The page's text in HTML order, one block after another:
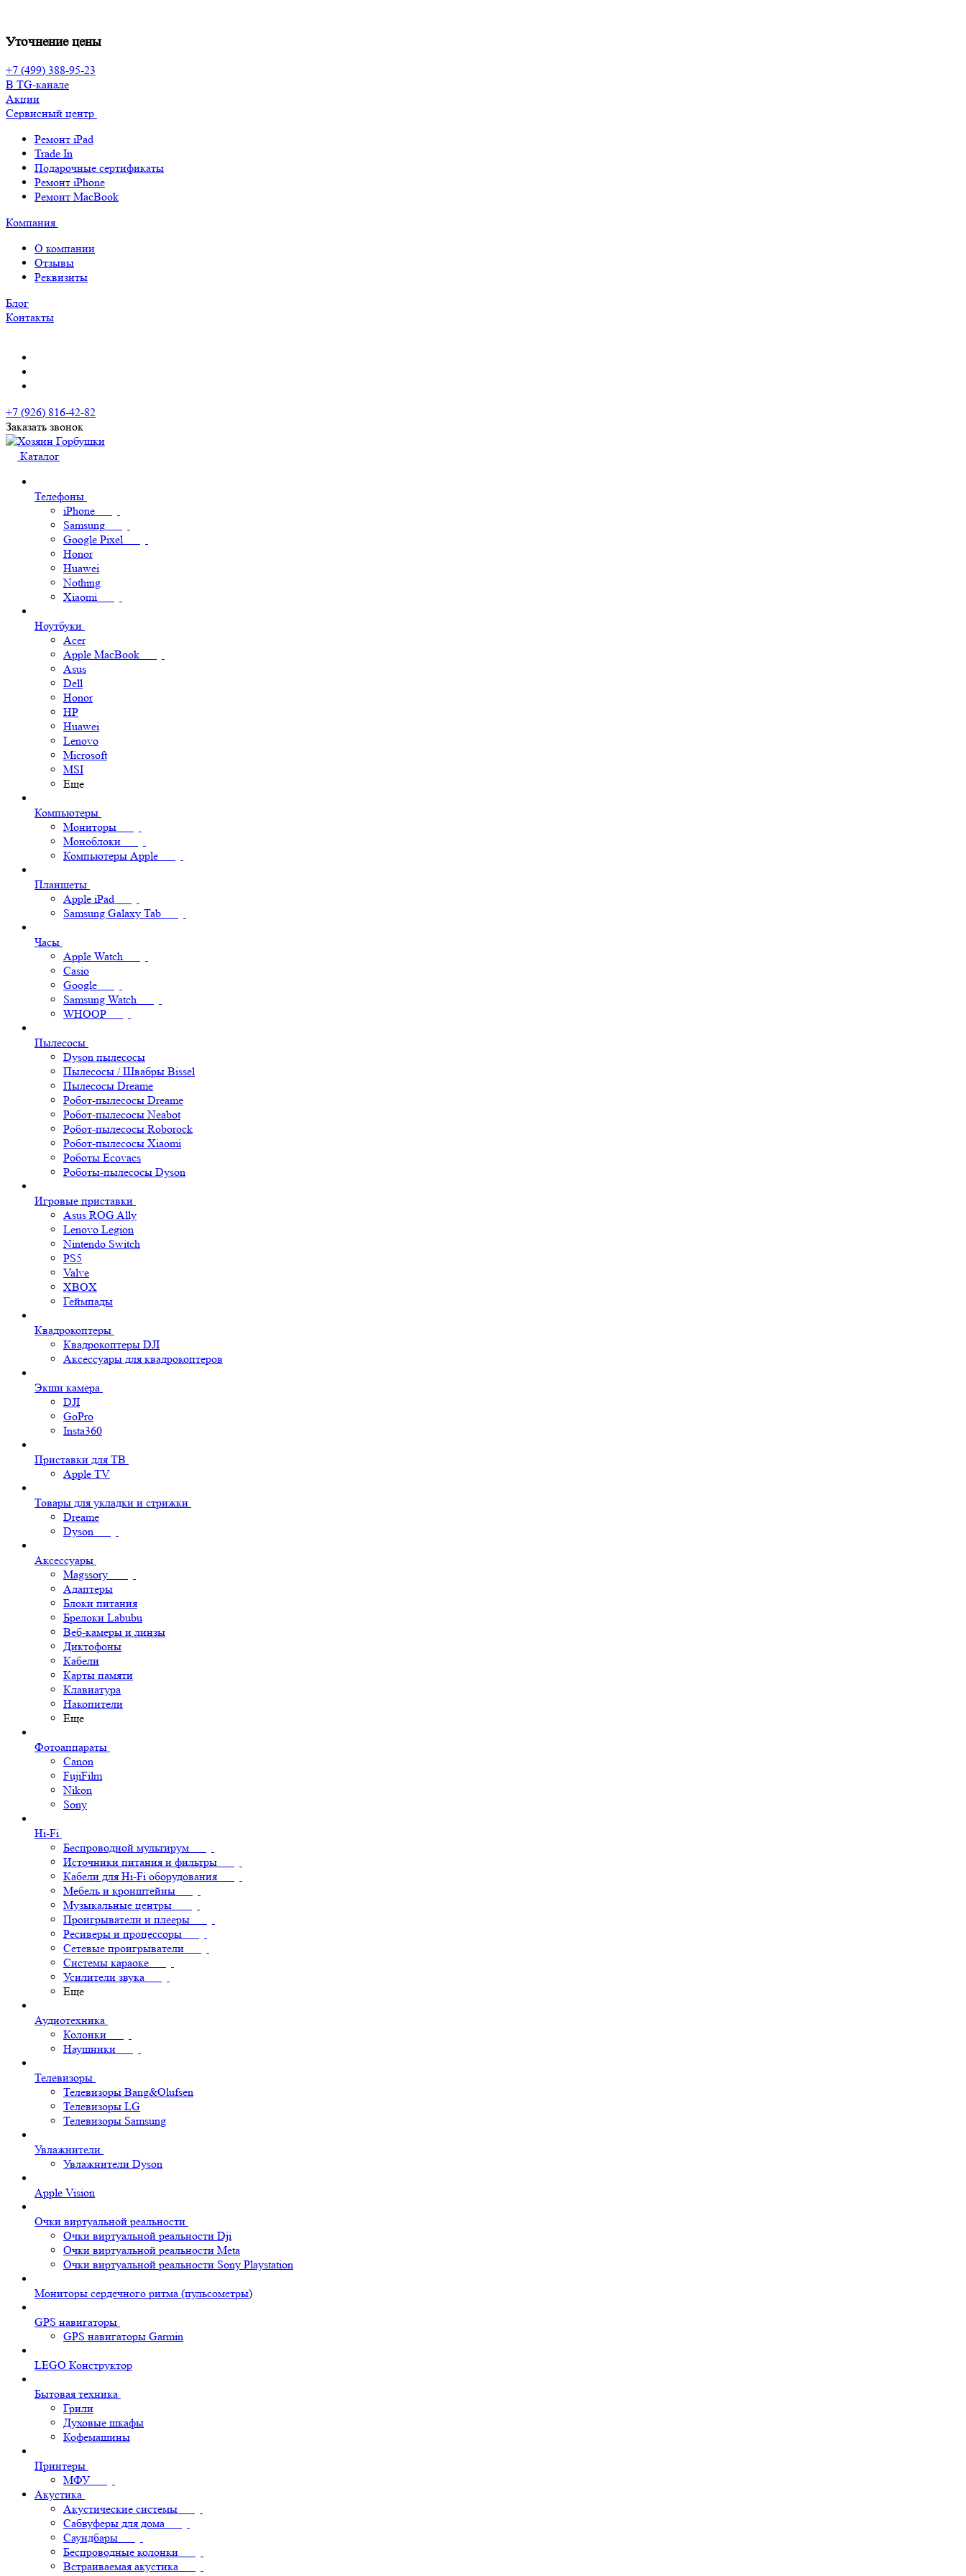
Уточнение цены
+7 (499) 388-95-23
В TG-канале
Акции
Сервисный центр
Ремонт iPad
Trade In
Подарочные сертификаты
Ремонт iPhone
Ремонт MacBook
Компания
О компании
Отзывы
Реквизиты
Блог
Контакты
+7 (926) 816-42-82
Заказать звонок
Каталог
Телефоны
iPhone
Samsung
Google Pixel
Honor
Huawei
Nothing
Xiaomi
Ноутбуки
Acer
Apple MacBook
Asus
Dell
Honor
HP
Huawei
Lenovo
Microsoft
MSI
Еще
Компьютеры
Мониторы
Моноблоки
Компьютеры Apple
Планшеты
Apple iPad
Samsung Galaxy Tab
Часы
Apple Watch
Casio
Google
Samsung Watch
WHOOP
Пылесосы
Dyson пылесосы
Пылесосы / Швабры Bissel
Пылесосы Dreame
Робот-пылесосы Dreame
Робот-пылесосы Neabot
Робот-пылесосы Roborock
Робот-пылесосы Xiaomi
Роботы Ecovacs
Роботы-пылесосы Dyson
Игровые приставки
Asus ROG Ally
Lenovo Legion
Nintendo Switch
PS5
Valve
XBOX
Геймпады
Квадрокоптеры
Квадрокоптеры DJI
Аксессуары для квадрокоптеров
Экшн камера
DJI
GoPro
Insta360
Приставки для ТВ
Apple TV
Товары для укладки и стрижки
Dreame
Dyson
Аксессуары
Magssory
Адаптеры
Блоки питания
Брелоки Labubu
Веб-камеры и линзы
Диктофоны
Кабели
Карты памяти
Клавиатура
Накопители
Еще
Фотоаппараты
Canon
FujiFilm
Nikon
Sony
Hi-Fi
Беспроводной мультирум
Источники питания и фильтры
Кабели для Hi-Fi оборудования
Мебель и кронштейны
Музыкальные центры
Проигрыватели и плееры
Ресиверы и процессоры
Сетевые проигрыватели
Системы караоке
Усилители звука
Еще
Аудиотехника
Колонки
Наушники
Телевизоры
Телевизоры Bang&Olufsen
Телевизоры LG
Телевизоры Samsung
Увлажнители
Увлажнители Dyson
Apple Vision
Очки виртуальной реальности
Очки виртуальной реальности Dji
Очки виртуальной реальности Meta
Очки виртуальной реальности Sony Playstation
Мониторы сердечного ритма (пульсометры)
GPS навигаторы
GPS навигаторы Garmin
LEGO Конструктор
Бытовая техника
Грили
Духовые шкафы
Кофемашины
Принтеры
МФУ
Акустика
Акустические системы
Сабвуферы для дома
Саундбары
Беспроводные колонки
Встраиваемая акустика